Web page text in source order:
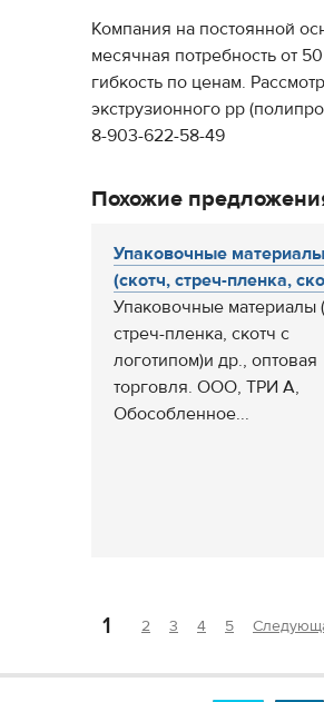
Компания на постоянной
месячная потребность от
гибкость по ценам.
экструзионного pp
8-903-622-58-49
Похожие
Упаковочные материалы
(скотч, стреч-пленка,
Упаковочные материалы
стреч-пленка, скотч с
логотипом)и др., оптовая
торговля. ООО, ТРИ А,
Обособленное...
1 2 3 4 5